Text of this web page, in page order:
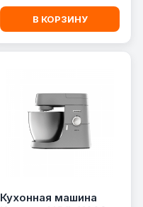
В КОРЗИНУ
Кухонная машина